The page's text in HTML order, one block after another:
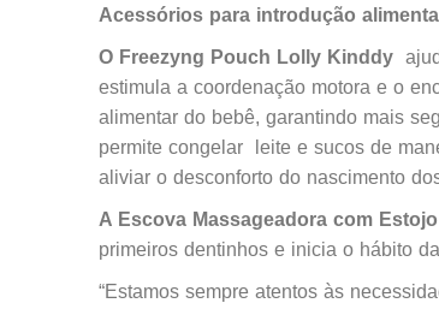
Acessórios para introdução
O Freezyng Pouch Lolly Kinddy
estimula a coordenação motora e o
alimentar do bebê, garantindo mais
permite congelar leite e sucos de
aliviar o desconforto do nascimento
A Escova Massageadora com
primeiros dentinhos e inicia o hábito
“Estamos sempre atentos às